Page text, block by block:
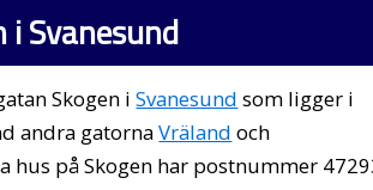
i Svanesund
Skogen iSvanesund som ligger i
andra gatornaVräland och
hus på Skogen har postnummer